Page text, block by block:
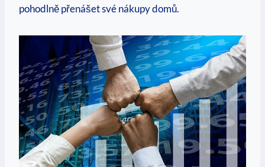
pohodlně přenášet své nákupy domů.